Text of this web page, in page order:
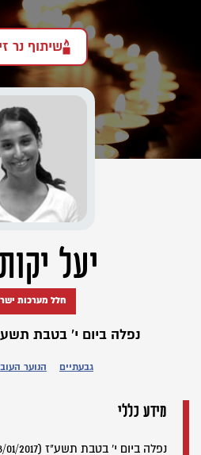
שיתוף נר
יעל
חלל מערכות
נפלה ביום י' בטבת תשע"ז (08/01/
גבעתיים הנוער
מידע כללי
נפלה ביום י' בטבת תשע"ז (08/01/2017)